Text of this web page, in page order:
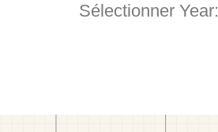
Sélectionner Year: